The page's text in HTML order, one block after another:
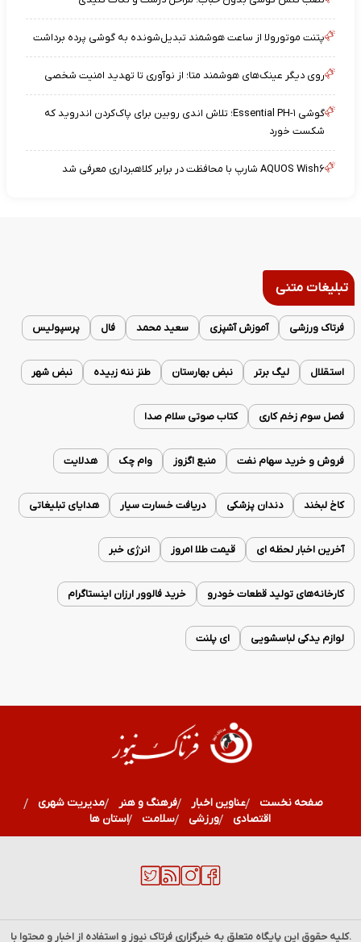
پتنت موتورولا از ساعت هوشمند تبدیل‌شونده به گوشی پرده برداشت
روی دیگر عینک‌های هوشمند متا؛ از نوآوری تا تهدید امنیت شخصی
گوشی Essential PH-۱؛ تلاش اندی روبین برای پاک‌کردن اندروید که
شکست خورد
AQUOS Wish۶ شارپ با محافظت در برابر کلاهبرداری معرفی شد
تبلیغات متنی
فرتاک ورزشی آموزش آشپزی سعید محمد فال پرسپولیس
استقلال لیگ برتر نبض بهارستان طنز ننه زبیده نبض شهر
فصل سوم زخم کاری کتاب صوتی سلام صدا
فروش و خرید سهام نفت منبع اگزوز وام چک هدلایت
کاخ لبخند دندان پزشکی دریافت خسارت سیار هدایای تبلیغاتی
آخرین اخبار لحظه ای قیمت طلا امروز انرژی خبر
کارخانه‌های تولید قطعات خودرو خرید فالوور ارزان اینستاگرام
لوازم یدکی لباسشویی ای پلنت
صفحه نخست عناوین اخبار فرهنگ و هنر
مدیریت شهری
اقتصادی
ورزشی سلامت استان ها
.کلیه حقوق این پایگاه متعلق به خبرگزاریفرتاک نیوز و استفاده از اخبار و محتوا با